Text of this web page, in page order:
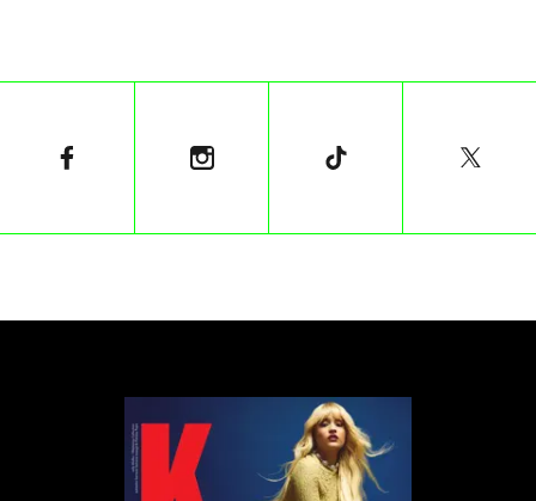
Maślona, DK Welchman
Twarkowski
Jacek Świdziński
Nadolle, Patryk Różycki
Muzyka poważna: Duo Karolina Mikołajczyk & Iwo
Jedynecki, Yaroslav Shemet, Aleksandra Słyż